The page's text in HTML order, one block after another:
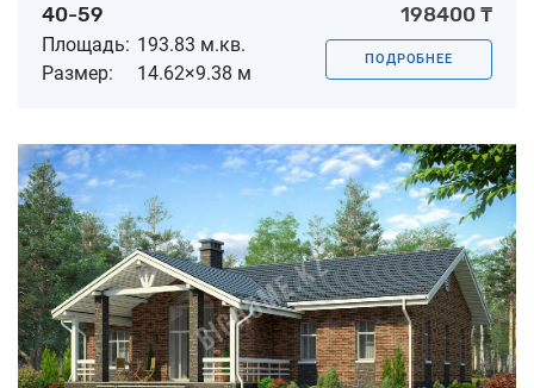
40-59 198400 ₸
Площадь: 193.83 м.кв.
Размер:
14.62×9.38 м
ПОДРОБНЕЕ